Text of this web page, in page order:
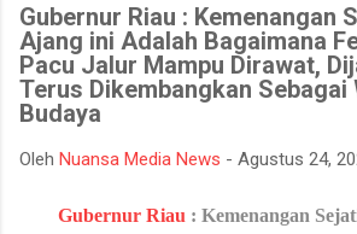
bencana asap akibat kebakaran hutan dan
terjadi pada musim kemarau. Apel dan
oleh unsur TNI, Polri, BPBD, Manggala
Kebakaran, instansi pemerintah daerah,
elemen masyarakat. Melalui kegiatan ini,
mendapatkan gambaran mengenai
personel dan peralatan, hingga simulasi
Gubernur Riau : Kemenangan
Ajang ini Adalah Bagaimana
Pacu Jalur Mampu Dirawat,
Terus Dikembangkan Sebagai
Budaya
Oleh Nuansa Media News - Agustus 24,
Gubernur Riau : Kemenangan